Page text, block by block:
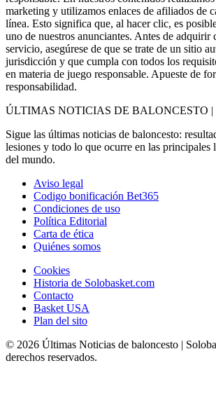
marketing y utilizamos enlaces de afiliados de
línea. Esto significa que, al hacer clic, es
uno de nuestros anunciantes. Antes de
servicio, asegúrese de que se trate de un sitio
jurisdicción y que cumpla con todos los
en materia de juego responsable. Apueste de
responsabilidad.
ÚLTIMAS NOTICIAS DE BALONCESTO
Sigue las últimas noticias de baloncesto:
lesiones y todo lo que ocurre en las principales
del mundo.
Aviso legal
Codigo bonificación Bet365
Condiciones de uso
Política Editorial
Carta de ética
Quiénes somos
Cookies
Historia de Solobasket.com
Contacto
Basket USA
Plan del sito
© 2026 Últimas Noticias de baloncesto |
derechos reservados.